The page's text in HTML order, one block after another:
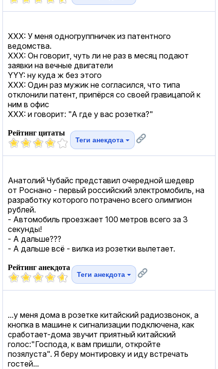
XXX: У меня одногруппничек из патентного
ведомства.
XXX: Он говорит, чуть ли не раз в месяц подают
заявки на вечные двигатели
YYY: ну куда ж без этого
XXX: Один раз мужик не согласился, что типа
отклонили патент, припёрся со своей гравицапой к
ним в офис
XXX: и говорит: "А где у вас розетка?"
Рейтинг цитаты
Теги анекдота
Анатолий Чубайс представил очередной шедевр
от Роснано - первый российский электромобиль, на
разработку которого потрачено всего олимпион
рублей.
- Автомобиль проезжает 100 метров всего за 3
секунды!
- А дальше???
- А дальше всё - вилка из розетки вылетает.
Рейтинг анекдота
Теги анекдота
...у меня дома в розетке китайский радиозвонок, а
кнопка в машине к сигнализации подключена, как
сработает-дома звучит приятный китайский
голос:"Господа, к вам пришли, откройте
позялуста". Я беру монтировку и иду встречать
гостей...